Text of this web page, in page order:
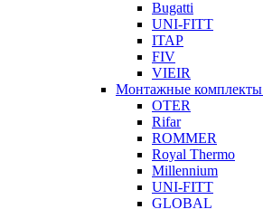
Bugatti
UNI-FITT
ITAP
FIV
VIEIR
Монтажные комплекты
OTER
Rifar
ROMMER
Royal Thermo
Millennium
UNI-FITT
GLOBAL